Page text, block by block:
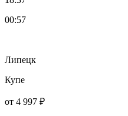
00:57
Липецк
Купе
от 4 997 ₽